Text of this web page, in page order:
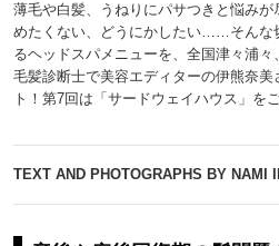
薄毛や白髪、うねりにパサつきと悩み
めたくない、どうにかしたい……そんな
るヘッドスパメニューを、全国津々浦
毛髪診断士で美容エディターの伊熊奈
ト！第7回は「サードウェイハウス」を
TEXT AND PHOTOGRAPHS BY NAMI